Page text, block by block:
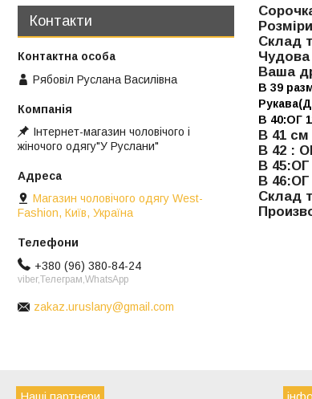
Склад
Чудова
Ваша
В 39
В 40:ОГ
В 41
В 42 :
В
В
Склад
Контакти
Рябовіл Руслана Василівна
Інтернет-магазин чоловічого і
жіночого одягу"У Руслани"
Магазин чоловічого одягу West-
Fashion, Київ, Україна
+380 (96) 380-84-24
viber,Телеграм,WhatsApp
zakaz.uruslany@gmail.com